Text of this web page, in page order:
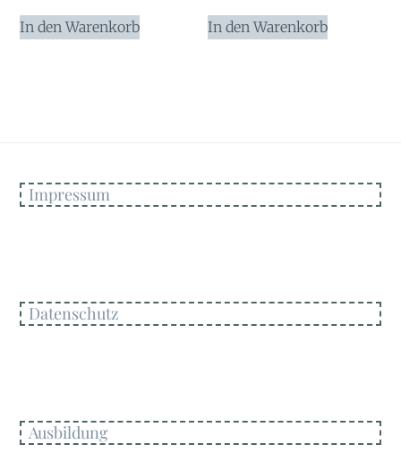
In den Warenkorb In den Warenkorb
Impressum
Datenschutz
Ausbildung